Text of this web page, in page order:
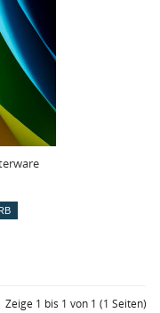
Zeige 1 bis 1 von 1 (1 Seiten)